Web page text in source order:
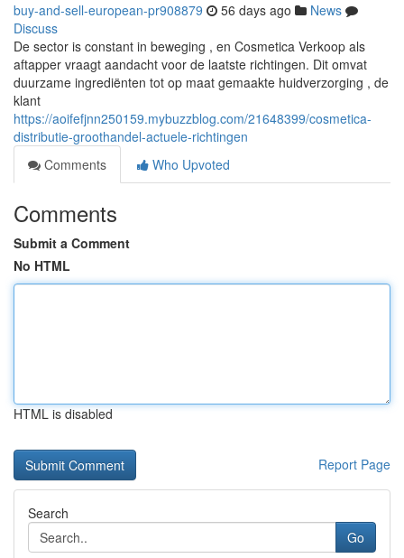
buy-and-sell-european-pr908879 56 days ago
News
Discuss
De sector is constant in beweging , en Cosmetica Verkoop als
aftapper vraagt aandacht voor de laatste richtingen. Dit omvat
duurzame ingrediënten tot op maat gemaakte huidverzorging , de
klant
https://aoifefjnn250159.mybuzzblog.com/21648399/cosmetica-
distributie-groothandel-actuele-richtingen
Comments
Who Upvoted
Comments
Submit a Comment
No HTML
HTML is disabled
Report Page
Search
Go